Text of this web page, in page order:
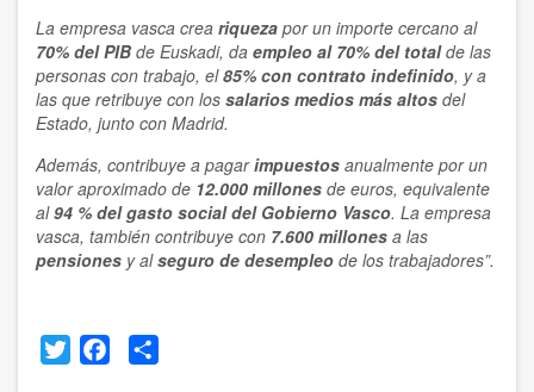
La empresa vasca crea riqueza por un importe cercano al
70% del PIB de Euskadi, da empleo al 70% del totalde las
personas con trabajo, el85% con contrato indefinido, y a
las que retribuye con los salarios medios más altos del
Estado, junto con Madrid.
Además, contribuye a pagarimpuestos anualmente por un
valor aproximado de 12.000 millones de euros, equivalente
al94 % del gasto social del Gobierno Vasco. La empresa
vasca, también contribuye con 7.600 millones a las
pensiones y alseguro de desempleo de los trabajadores”.
Twitter Facebook